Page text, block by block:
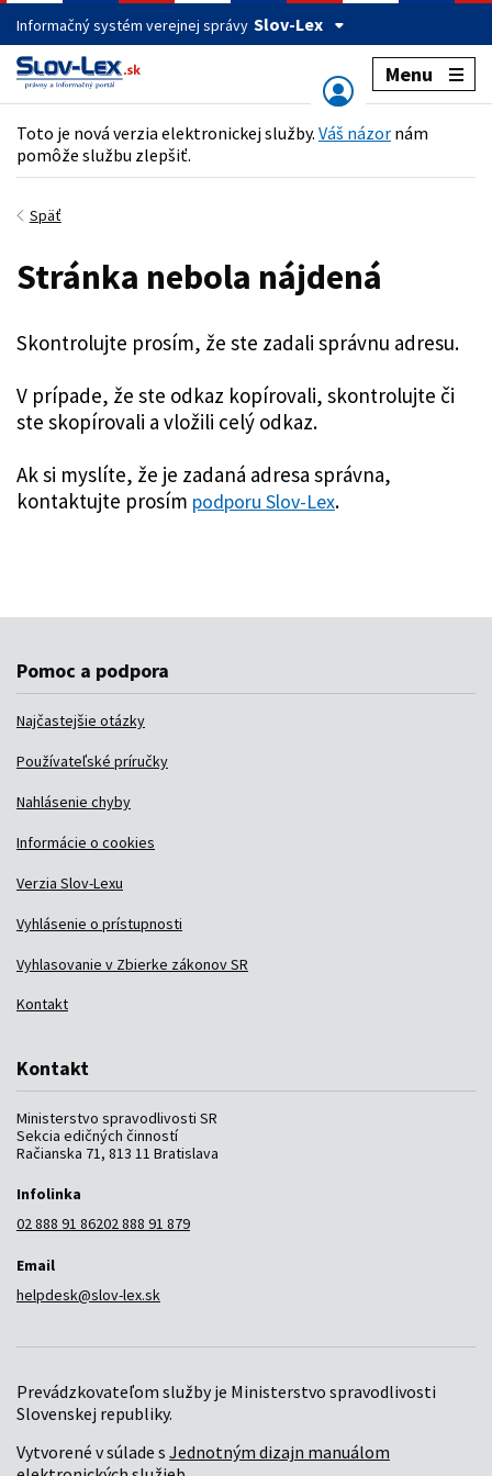
Informačný systém verejnej správy Slov-Lex
Menu
Toto je nová verzia elektronickej služby. Váš názor nám
pomôže službu zlepšiť.
Pomoc a podpora
Najčastejšie otázky
Používateľské príručky
Nahlásenie chyby
Informácie o cookies
Verzia Slov-Lexu
Vyhlásenie o prístupnosti
Vyhlasovanie v Zbierke zákonov SR
Kontakt
Kontakt
Ministerstvo spravodlivosti SR
Sekcia edičných činností
Račianska 71, 813 11 Bratislava
Infolinka
02 888 91 86202 888 91 879
Email
helpdesk@slov-lex.sk
Prevádzkovateľom služby je Ministerstvo spravodlivosti
Slovenskej republiky.
Vytvorené v súlade s Jednotným dizajn manuálom